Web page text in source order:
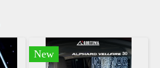
New